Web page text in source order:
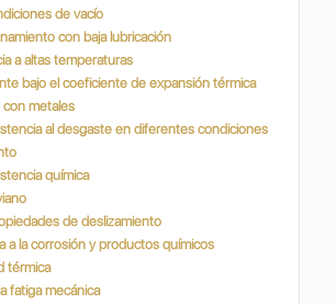
de vacío
con baja lubricación
a altas temperaturas
bajo el coeficiente de expansión térmica
con metales
al desgaste en diferentes condiciones
química
de deslizamiento
a la corrosión y productos químicos
térmica
fatiga mecánica